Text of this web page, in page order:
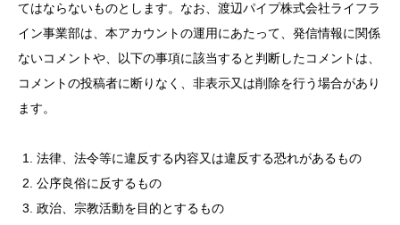
てはならないものとします。なお、渡辺パイプ株式会社ライフラ
イン事業部は、本アカウントの運用にあたって、発信情報に関係
ないコメントや、以下の事項に該当すると判断したコメントは、
コメントの投稿者に断りなく、非表示又は削除を行う場合があり
ます。
法律、法令等に違反する内容又は違反する恐れがあるもの
公序良俗に反するもの
政治、宗教活動を目的とするもの